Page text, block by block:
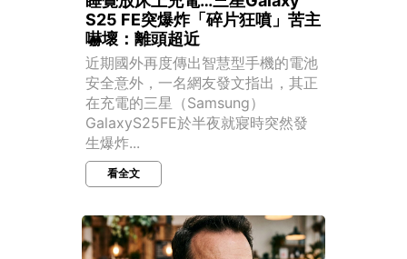
S25 FE突爆炸「碎片狂噴」苦主
嚇壞：離頭超近
近期國外再度傳出智慧型手機的電池
安全意外，一名網友發文指出，其正
在充電的三星（Samsung）
GalaxyS25FE於半夜就寢時突然發
生爆炸...
看全文